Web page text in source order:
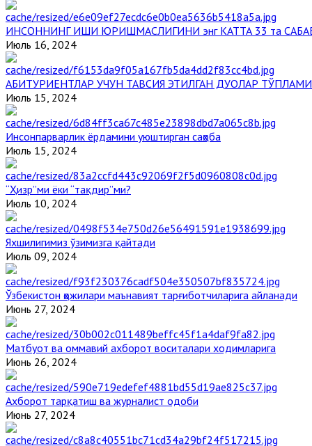
ИНСОННИНГ ИШИ ЮРИШМАСЛИГИНИ энг КАТТА 33 та
Июль 16, 2024
АБИТУРИЕНТЛАР УЧУН ТАВСИЯ ЭТИЛГАН ДУОЛАР ТЎПЛАМИ
Июль 15, 2024
Инсонпарварлик ёрдамини уюштирган саҳоба
Июль 15, 2024
“Ҳизр”ми ёки “тақдир”ми?
Июль 10, 2024
Яхшилигимиз ўзимизга қайтади
Июль 09, 2024
Ўзбекистон ҳожилари маънавият тарғиботчиларига айланади
Июнь 27, 2024
Матбуот ва оммавий ахборот воситалари ходимларига
Июнь 26, 2024
Ахборот тарқатиш ва журналист одоби
Июнь 27, 2024